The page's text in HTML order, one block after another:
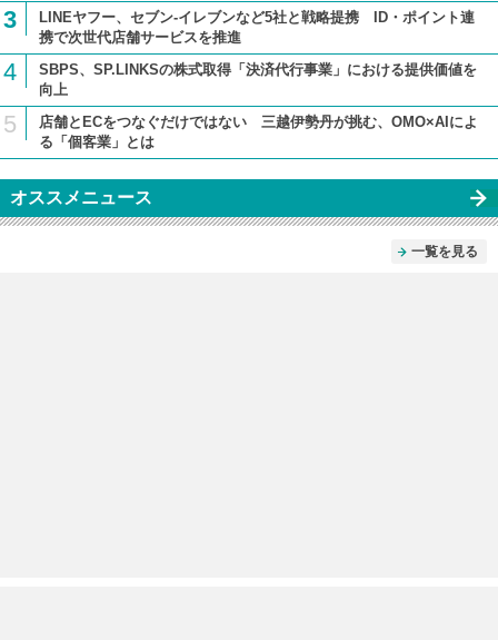
3
LINEヤフー、セブン-イレブンなど5社と戦略提携 ID・ポイント連
携で次世代店舗サービスを推進
4
SBPS、SP.LINKSの株式取得「決済代行事業」における提供価値を
向上
5
店舗とECをつなぐだけではない 三越伊勢丹が挑む、OMO×AIによ
る「個客業」とは
オススメニュース
一覧を見る